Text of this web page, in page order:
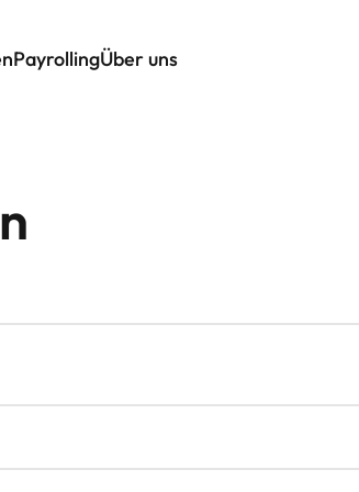
PayrollingÜber uns